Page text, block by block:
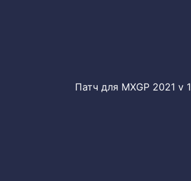
Патч для MXGP 2021 v